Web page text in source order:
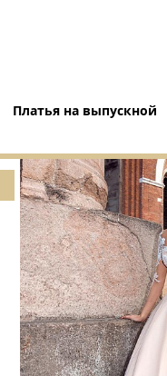
Платья на выпускной